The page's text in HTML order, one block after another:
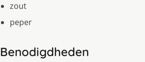
zout
peper
Benodigdheden